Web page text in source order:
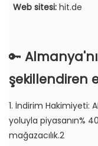
Web sitesi: hit.de
🔑
şekillendiren
1. İndirim Hakimiyeti:
yoluyla piyasanın%
mağazacılık.2